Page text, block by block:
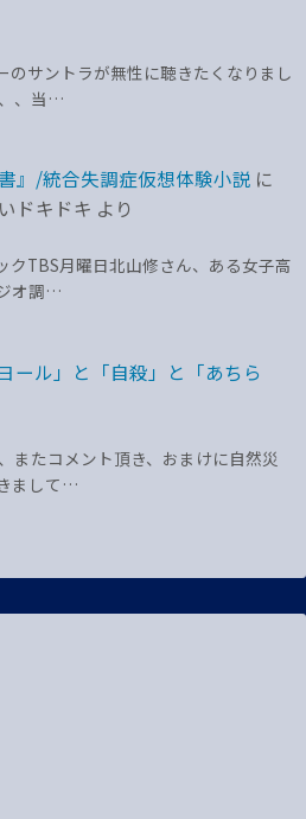
のサントラが無性に聴きたくなりまし
、当…
』/統合失調症仮想体験小説 に
ドキドキ より
クTBS月曜日北山修さん、ある女子高
オ調…
ール」と「自殺」と「あちら
またコメント頂き、おまけに自然災
まして…